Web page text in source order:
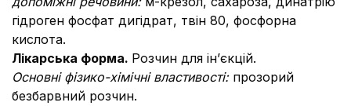
гідроген фосфат дигідрат, твін 80, фосфорна
кислота.
Лікарська форма. Розчин для ін’єкцій.
Основні фізико-хімічні властивості: прозорий
безбарвний розчин.